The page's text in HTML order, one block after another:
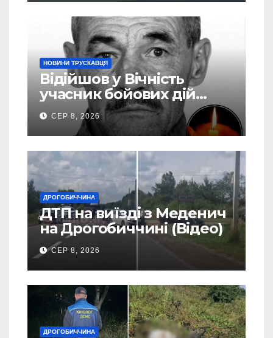
НОВИНИ ТРУСКАВЦЯ
Відійшов у Вічність
учасник бойових дій
Василь Іваникович зі
Станилі
СЕР 8, 2026
ДРОГОБИЧЧИНА
ДТП на виїзді з Меденич
на Дрогобиччині (Відео)
СЕР 8, 2026
ДРОГОБИЧЧИНА